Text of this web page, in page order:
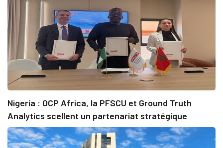
Nigeria : OCP Africa, la PFSCU et Ground Truth
Analytics scellent un partenariat stratégique